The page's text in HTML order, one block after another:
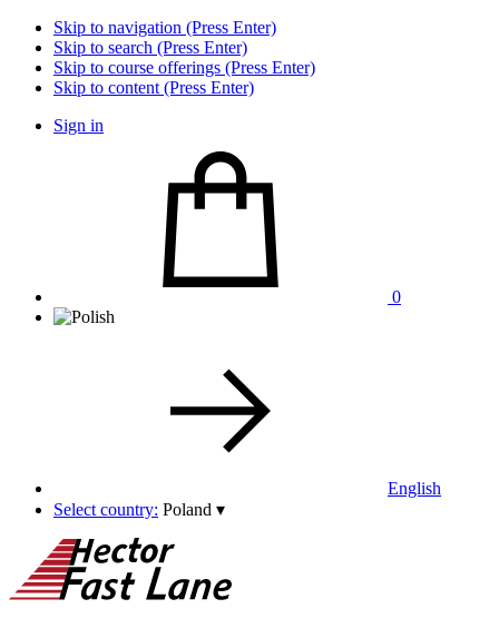
Skip to navigation (Press Enter)
Skip to search (Press Enter)
Skip to course offerings (Press Enter)
Skip to content (Press Enter)
Sign in
0
English
Select country: Poland ▾